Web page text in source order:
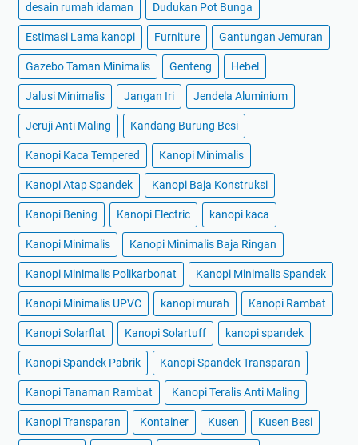
desain rumah idaman Dudukan Pot Bunga
Estimasi Lama kanopi Furniture Gantungan Jemuran
Gazebo Taman Minimalis Genteng Hebel
Jalusi Minimalis Jangan Iri Jendela Aluminium
Jeruji Anti Maling Kandang Burung Besi
Kanopi Kaca Tempered Kanopi Minimalis
Kanopi Atap Spandek Kanopi Baja Konstruksi
Kanopi Bening Kanopi Electric kanopi kaca
Kanopi Minimalis Kanopi Minimalis Baja Ringan
Kanopi Minimalis Polikarbonat Kanopi Minimalis Spandek
Kanopi Minimalis UPVC kanopi murah Kanopi Rambat
Kanopi Solarflat Kanopi Solartuff kanopi spandek
Kanopi Spandek Pabrik Kanopi Spandek Transparan
Kanopi Tanaman Rambat Kanopi Teralis Anti Maling
Kanopi Transparan Kontainer Kusen Kusen Besi